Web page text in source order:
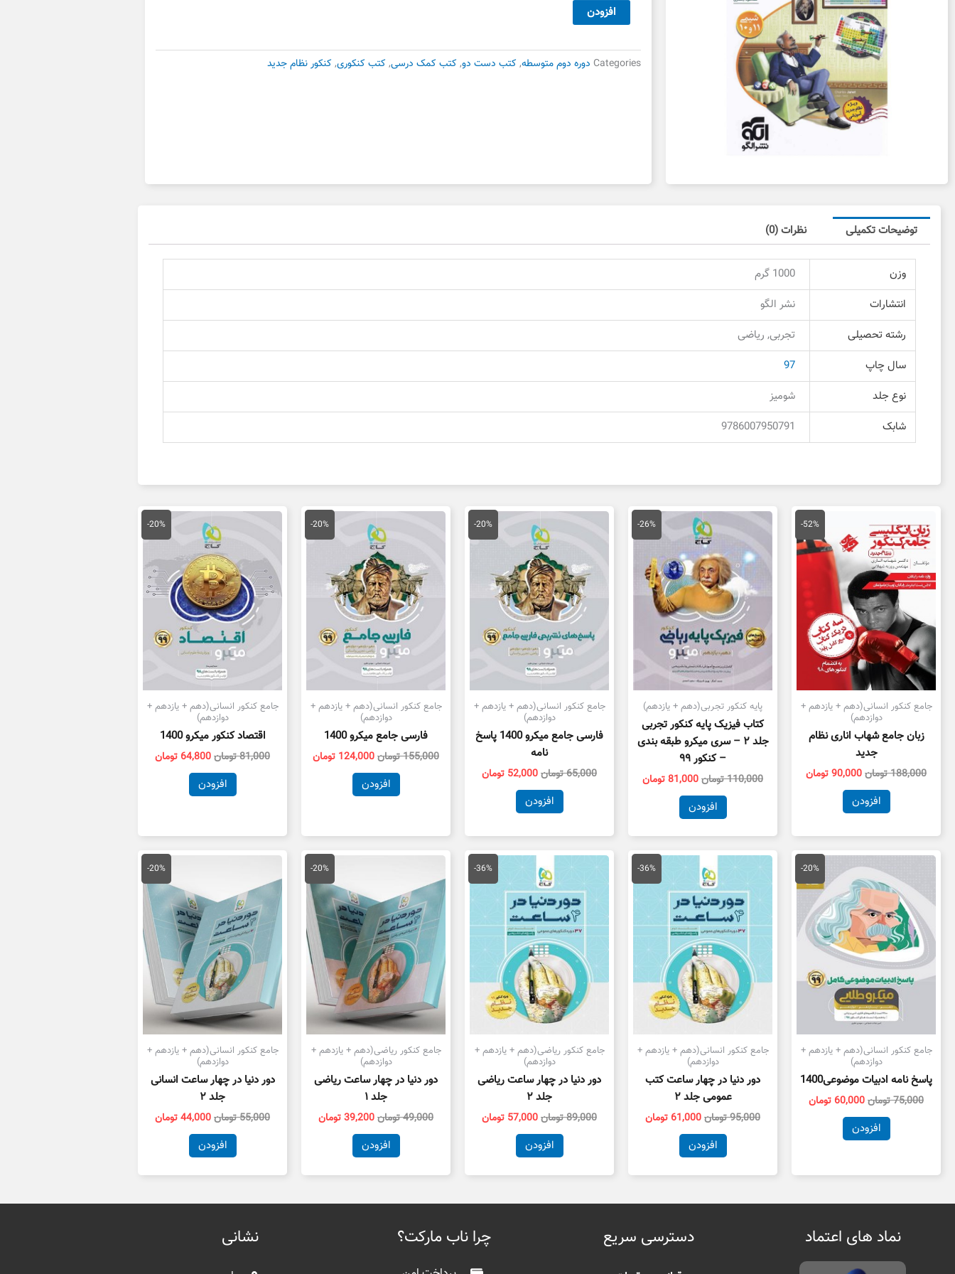
آزمون
نشر
افزودن
Categories دوره دوم متوسطه, کتب دست دو, کتب کمک درسی, کتب کنکوری, کنکور نظام جدید
توضیحات تکمیلی نظرات (0)
وزن
1000 گرم
انتشارات
نشر الگو
رشته تحصیلی
تجربی, ریاضی
سال چاپ
97
نوع جلد
شومیز
شابک
9786007950791
-52%
جامع کنکور انسانی(دهم + یازدهم +
دوازدهم)
زبان جامع شهاب اناری نظام
جدید
188,000تومان
188,000 تومان
بود.
90,000تومان
قیمت
فعلی
است.
افزودن
-26%
پایه کنکور تجربی(دهم + یازدهم)
کتاب فیزیک پایه کنکور تجربی
جلد ۲ – سری میکرو طبقه بندی
– کنکور ۹۹
110,000تومان
قیمت
اصلی
110,000 تومان
بود.
81,000تومان
قیمت
فعلی
افزودن
-20%
جامع کنکور انسانی(دهم + یازدهم +
دوازدهم)
فارسی جامع میکرو 1400 پاسخ
نامه
65,000تومان
قیمت
اصلی
65,000 تومان
بود.
52,000 تومان
قیمت
فعلی
افزودن
-20%
جامع کنکور انسانی(دهم + یازدهم +
دوازدهم)
فارسی جامع میکرو 1400
155,000تومان
قیمت
اصلی
155,000 تومان
بود.
124,000 تومان
قیمت
فعلی
افزودن
-20%
جامع کنکور انسانی(دهم + یازدهم +
دوازدهم)
اقتصاد کنکور میکرو 1400
81,000تومان
قیمت
اصلی
81,000 تومان
بود.
64,800 تومان
قیمت
فعلی
افزودن
-20%
جامع کنکور انسانی(دهم + یازدهم +
دوازدهم)
پاسخ نامه ادبیات موضوعی1400
75,000تومان
قیمت
اصلی
75,000 تومان
بود.
60,000 تومان
قیمت
فعلی
60,000 تومان
است.
افزودن
-36%
جامع کنکور انسانی(دهم + یازدهم +
دوازدهم)
دور دنیا در چهار ساعت کتب
عمومی جلد ۲
95,000تومان
قیمت
اصلی
95,000 تومان
بود.
61,000 تومان
قیمت
فعلی
61,000 تومان
افزودن
-36%
جامع کنکور ریاضی(دهم + یازدهم +
دوازدهم)
دور دنیا در چهار ساعت ریاضی
جلد ۲
89,000تومان
قیمت
اصلی
89,000 تومان
بود.
57,000 تومان
قیمت
فعلی
57,000 تومان
افزودن
-20%
جامع کنکور ریاضی(دهم + یازدهم +
دوازدهم)
دور دنیا در چهار ساعت ریاضی
جلد ۱
49,000تومان
49,000 تومان
بود.
39,200تومان
قیمت
فعلی
39,200 تومان
است.
افزودن
-20%
جامع کنکور انسانی(دهم + یازدهم +
دوازدهم)
دور دنیا در چهار ساعت انسانی
جلد ۲
55,000تومان
55,000 تومان
بود.
44,000تومان
قیمت
فعلی
است.
افزودن
نماد های اعتماد دسترسی سریع چرا ناب مارکت؟ نشانی